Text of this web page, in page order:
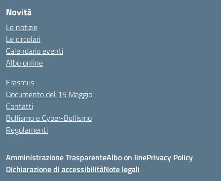
Novità
Le notizie
Le circolari
Calendario eventi
Albo online
Erasmus
Documento del 15 Maggio
Contatti
Bullismo e Cyber-Bullismo
Regolamenti
Amministrazione TrasparenteAlbo on linePrivacy Policy
Dichiarazione di accessibilitàNote legali